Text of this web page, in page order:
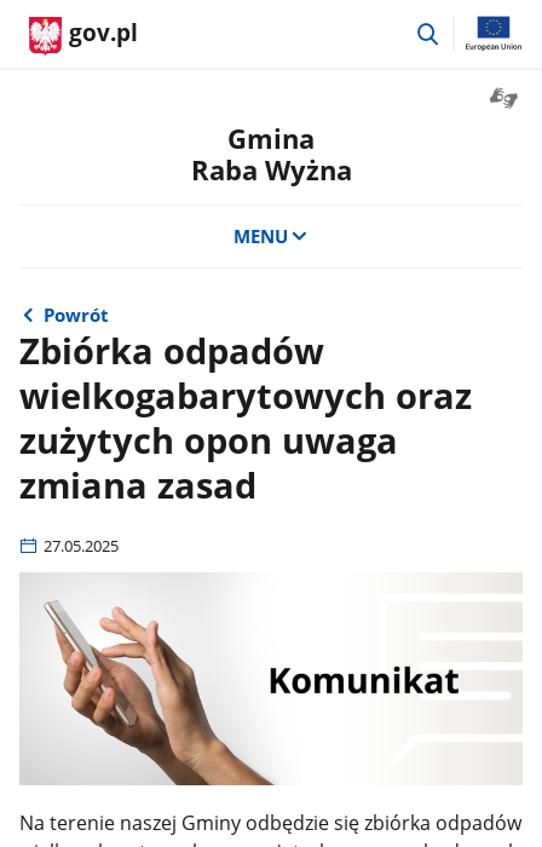
gov.pl
przejdź
Gmina
Raba Wyżna
MENU
Powrót
Zbiórka odpadów
wielkogabarytowych oraz
zużytych opon uwaga
zmiana zasad
27.05.2025
Na terenie naszej Gminy odbędzie się zbiórka odpadów